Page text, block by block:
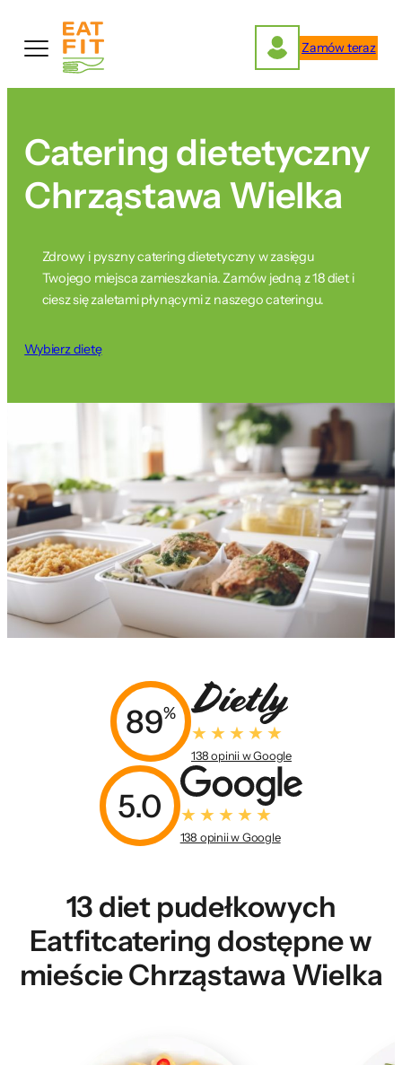
treści
Zamów teraz
Catering dietetyczny
Chrząstawa Wielka
Zdrowy i pyszny catering dietetyczny w zasięgu
Twojego miejsca zamieszkania. Zamów jedną z 18 diet i
ciesz się zaletami płynącymi z naszego cateringu.
Wybierz dietę
89%
138 opinii w Google
5.0
138 opinii w Google
13 diet pudełkowych
Eatfitcatering dostępne w
mieście Chrząstawa Wielka